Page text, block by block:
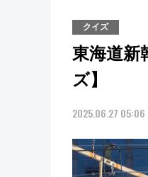
クイズ
東海道新
ズ】
2025.06.27 05:06